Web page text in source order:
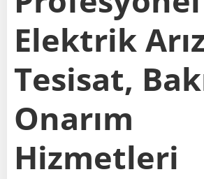
Elektrik
Tesisat,
Onarım
Hizmetleri